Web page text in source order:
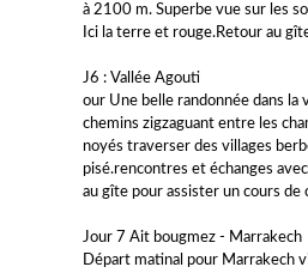
à 2100 m. Superbe vue sur les
Ici la terre et rouge.Retour au
J6 : Vallée Agouti
our Une belle randonnée dans la
chemins zigzaguant entre les
noyés traverser des villages
pisé.rencontres et échanges
au gîte pour assister un cours de
Jour 7 Ait bougmez - Marrakech
Départ matinal pour Marrakech